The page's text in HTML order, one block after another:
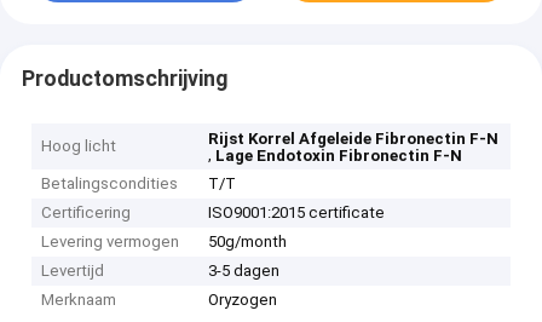
Productomschrijving
Hoog licht
Rijst Korrel Afgeleide Fibronectin F-N
, Lage Endotoxin Fibronectin F-N
Betalingscondities
T/T
Certificering
ISO9001:2015 certificate
Levering vermogen
50g/month
Levertijd
3-5 dagen
Merknaam
Oryzogen